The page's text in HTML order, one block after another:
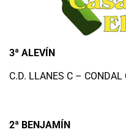
3ª ALEVÍN
C.D. LLANES C – CONDAL
2ª BENJAMÍN